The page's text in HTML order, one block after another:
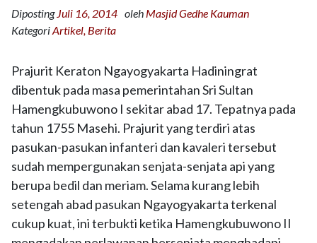
DipostingJuli 16, 2014 oleh Masjid Gedhe Kauman
KategoriArtikel Berita
Prajurit Keraton Ngayogyakarta Hadiningrat
dibentuk pada masa pemerintahan Sri Sultan
Hamengkubuwono I sekitar abad 17. Tepatnya pada
tahun 1755 Masehi. Prajurit yang terdiri atas
pasukan-pasukan infanteri dan kavaleri tersebut
sudah mempergunakan senjata-senjata api yang
berupa bedil dan meriam. Selama kurang lebih
setengah abad pasukan Ngayogyakarta terkenal
cukup kuat, ini terbukti ketika Hamengkubuwono II